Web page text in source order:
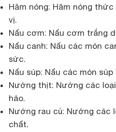
Hâm nóng: Hâm nóng
vị.
Nấu cơm: Nấu cơm trắng
Nấu canh: Nấu các món
sức.
Nấu súp: Nấu các món
Nướng thịt: Nướng các
hảo.
Nướng rau củ: Nướng các
chất.